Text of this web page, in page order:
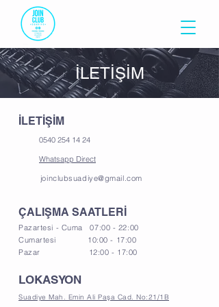
İLETİŞİM
İLETİŞİM
0540 254 14 24
Whatsapp Direct
joinclubsuadiye@gmail.com
ÇALIŞMA SAATLERİ
Pazartesi - Cuma 07:00 - 22:00
Cumartesi 10:00 - 17:00
Pazar 12:00 - 17:00
LOKASYON
Suadiye Mah. Emin Ali Paşa Cad. No:21/1B